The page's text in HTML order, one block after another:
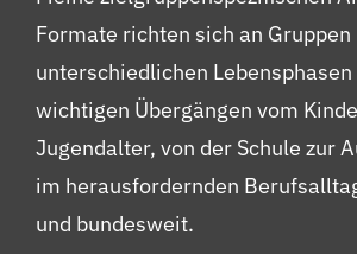
Formate richten sich an Gruppen
unterschiedlichen Lebensphasen
wichtigen Übergängen vom
Jugendalter, von der Schule zur
im herausfordernden
und bundesweit.